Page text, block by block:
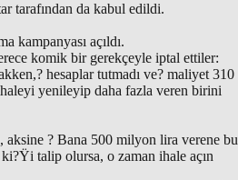
tarafından da kabul edildi.
kampanyası açıldı.
komik bir gerekçeyle iptal ettiler:
hesaplar tutmadı ve? maliyet 310
yenileyip daha fazla veren birini
aksine ? Bana 500 milyon lira verene bu
talip olursa, o zaman ihale açın